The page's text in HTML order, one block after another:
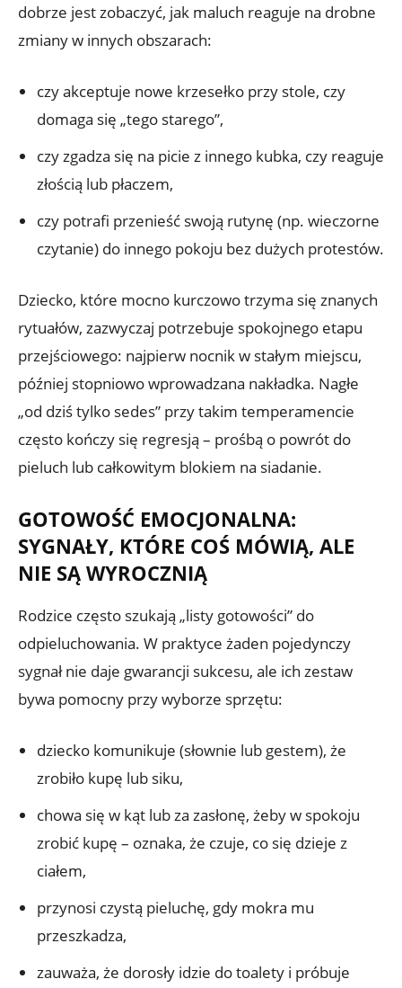
dobrze jest zobaczyć, jak maluch reaguje na drobne
zmiany w innych obszarach:
czy akceptuje nowe krzesełko przy stole, czy
domaga się „tego starego”,
czy zgadza się na picie z innego kubka, czy reaguje
złością lub płaczem,
czy potrafi przenieść swoją rutynę (np. wieczorne
czytanie) do innego pokoju bez dużych protestów.
Dziecko, które mocno kurczowo trzyma się znanych
rytuałów, zazwyczaj potrzebuje spokojnego etapu
przejściowego: najpierw nocnik w stałym miejscu,
później stopniowo wprowadzana nakładka. Nagłe
„od dziś tylko sedes” przy takim temperamencie
często kończy się regresją – prośbą o powrót do
pieluch lub całkowitym blokiem na siadanie.
GOTOWOŚĆ EMOCJONALNA:
SYGNAŁY, KTÓRE COŚ MÓWIĄ, ALE
NIE SĄ WYROCZNIĄ
Rodzice często szukają „listy gotowości” do
odpieluchowania. W praktyce żaden pojedynczy
sygnał nie daje gwarancji sukcesu, ale ich zestaw
bywa pomocny przy wyborze sprzętu:
dziecko komunikuje (słownie lub gestem), że
zrobiło kupę lub siku,
chowa się w kąt lub za zasłonę, żeby w spokoju
zrobić kupę – oznaka, że czuje, co się dzieje z
ciałem,
przynosi czystą pieluchę, gdy mokra mu
przeszkadza,
zauważa, że dorosły idzie do toalety i próbuje